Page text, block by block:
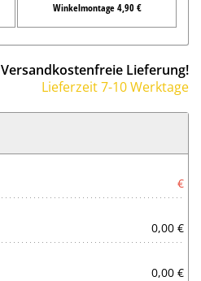
Winkelmontage 4,90 €
Versandkostenfreie Lieferung!
Lieferzeit 7-10 Werktage
€
0,00 €
0,00 €